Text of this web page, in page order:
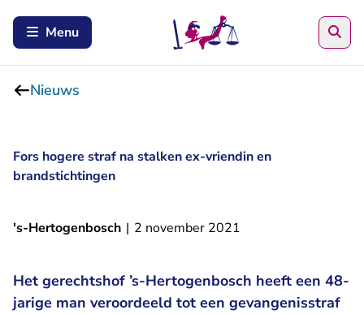
Menu
Nieuws
Fors hogere straf na stalken ex-vriendin en
brandstichtingen
's-Hertogenbosch | 2 november 2021
Het gerechtshof ’s-Hertogenbosch heeft een 48-
jarige man veroordeeld tot een gevangenisstraf